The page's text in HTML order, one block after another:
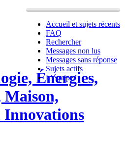
Accueil et sujets récents
FAQ
Rechercher
Messages non lus
Messages sans réponse
Sujets actifs
L’équipe
Énergies,
Innovations